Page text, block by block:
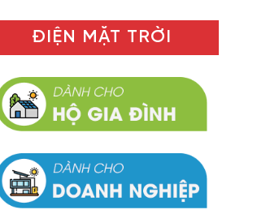
ĐIỆN MẶT TRỜI